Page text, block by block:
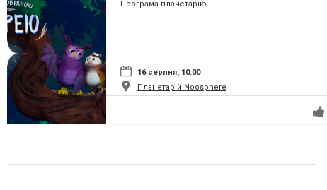
Програма планетарію
16 серпня, 10:00
Планетарій Noosphere